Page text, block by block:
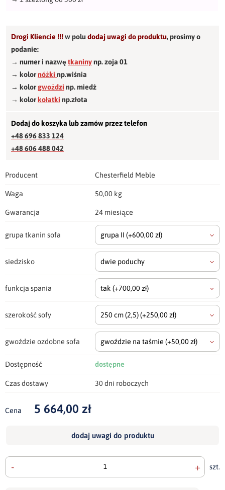
Drogi Kliencie !!!w poludodaj uwagi do produktu,prosimy o
podanie:
→ numer i nazwętkaninynp. zoja 01
→ kolornóżki np.wiśnia
→ kolorgwożdzi np. miedź
→ kolorkołatki np.złota
Dodaj do koszyka lub zamów przez telefon
+48 696 833 124
+48 606 488 042
Producent Chesterfield Meble
Waga 50,00 kg
Gwarancja 24 miesiące
grupa tkanin sofa grupa II (+600,00 zł)
siedzisko dwie poduchy
funkcja spania tak (+700,00 zł)
szerokość sofy 250 cm(2,5)(+250,00 zł)
gwoździe ozdobne sofa gwoździe na taśmie (+50,00 zł)
Dostępność dostępne
Czas dostawy 30 dni roboczych
Cena 5 664,00 zł
dodaj uwagi do produktu
- + szt.